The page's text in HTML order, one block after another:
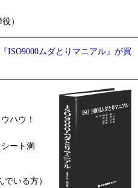
）
ISO9000ムダとりマニアル』が買
ハウ！
ート満
いる方）